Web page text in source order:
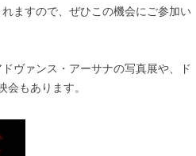
ますので、ぜひこの機会にご参加い
ヴァンス・アーサナの写真展や、ド
もあります。